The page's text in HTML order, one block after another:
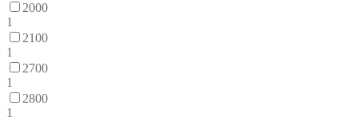
2000
1
2100
1
2700
1
2800
1